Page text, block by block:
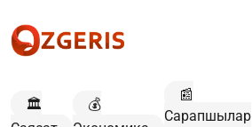
🏛️
💰
📰
Сарапшылар